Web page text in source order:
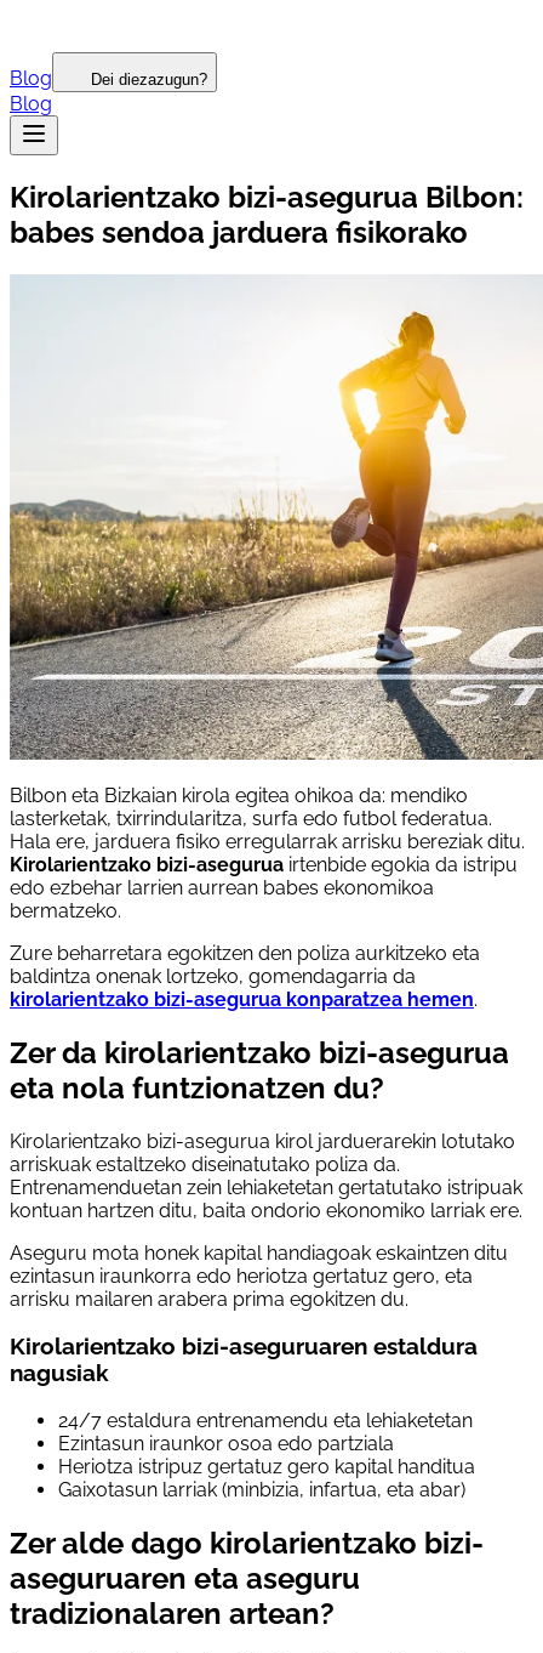
Blog Dei diezazugun?
Blog
Kirolarientzako bizi-asegurua Bilbon:
babes sendoa jarduera fisikorako
Bilbon eta Bizkaian kirola egitea ohikoa da: mendiko
lasterketak, txirrindularitza, surfa edo futbol federatua.
Hala ere, jarduera fisiko erregularrak arrisku bereziak ditu.
Kirolarientzako bizi-asegurua irtenbide egokia da istripu
edo ezbehar larrien aurrean babes ekonomikoa
bermatzeko.
Zure beharretara egokitzen den poliza aurkitzeko eta
baldintza onenak lortzeko, gomendagarria da
kirolarientzako bizi-asegurua konparatzea hemen.
Zer da kirolarientzako bizi-asegurua
eta nola funtzionatzen du?
Kirolarientzako bizi-asegurua kirol jarduerarekin lotutako
arriskuak estaltzeko diseinatutako poliza da.
Entrenamenduetan zein lehiaketetan gertatutako istripuak
kontuan hartzen ditu, baita ondorio ekonomiko larriak ere.
Aseguru mota honek kapital handiagoak eskaintzen ditu
ezintasun iraunkorra edo heriotza gertatuz gero, eta
arrisku mailaren arabera prima egokitzen du.
Kirolarientzako bizi-aseguruaren estaldura
nagusiak
24/7 estaldura entrenamendu eta lehiaketetan
Ezintasun iraunkor osoa edo partziala
Heriotza istripuz gertatuz gero kapital handitua
Gaixotasun larriak (minbizia, infartua, eta abar)
Zer alde dago kirolarientzako bizi-
aseguruaren eta aseguru
tradizionalaren artean?